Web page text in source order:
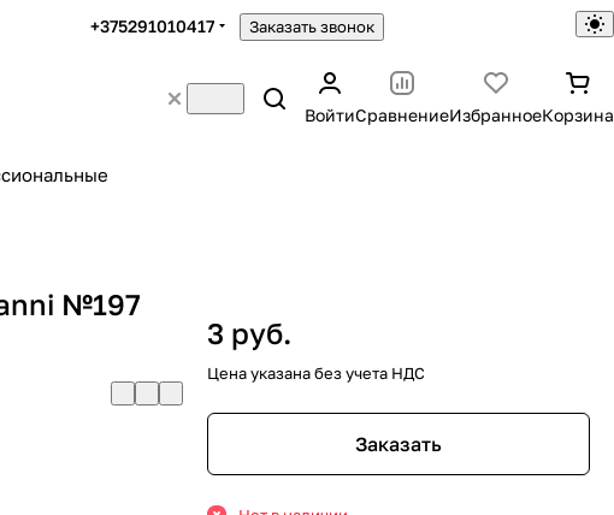
+375291010417 Заказать звонок
ВойтиСравнениеИзбранноеКорзина
№197
3 руб.
Цена указана без учета НДС
Заказать